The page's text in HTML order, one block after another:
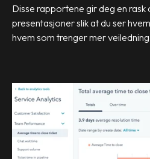
Disse rapportene gir deg en
presentasjoner slik at du ser
hvem som trenger mer